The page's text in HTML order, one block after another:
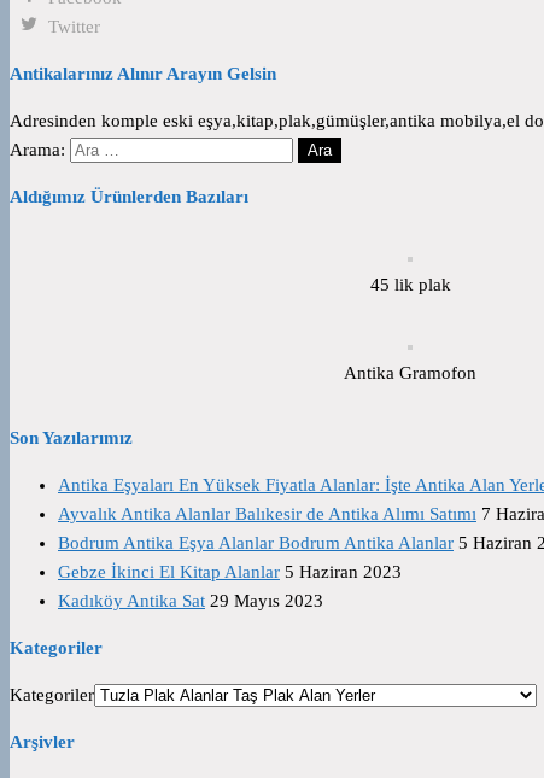
Twitter
Antikalarınız Alınır Arayın Gelsin
Adresinden komple eski eşya,kitap,plak,gümüşler,antika mobilya,el
Arama:
Aldığımız Ürünlerden Bazıları
45 lik plak
Antika Gramofon
Son Yazılarımız
Antika Eşyaları En Yüksek Fiyatla Alanlar: İşte Antika Alan
Ayvalık Antika Alanlar Balıkesir de Antika Alımı Satımı 7
Bodrum Antika Eşya Alanlar Bodrum Antika Alanlar 5 Haziran
Gebze İkinci El Kitap Alanlar 5 Haziran 2023
Kadıköy Antika Sat 29 Mayıs 2023
Kategoriler
Kategoriler
Arşivler